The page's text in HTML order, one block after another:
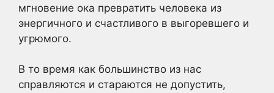
мгновение ока превратить человека из
энергичного и счастливого в выгоревшего и
угрюмого.
В то время как большинство из нас
справляются и стараются не допустить,